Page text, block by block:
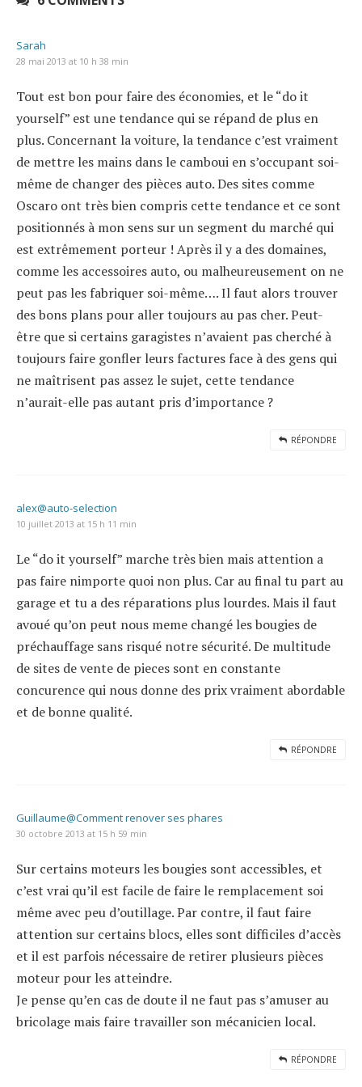
Sarah
28 mai 2013 at 10 h 38 min
Tout est bon pour faire des économies, et le “do it
yourself” est une tendance qui se répand de plus en
plus. Concernant la voiture, la tendance c’est vraiment
de mettre les mains dans le camboui en s’occupant soi-
même de changer des pièces auto. Des sites comme
Oscaro ont très bien compris cette tendance et ce sont
positionnés à mon sens sur un segment du marché qui
est extrêmement porteur ! Après il y a des domaines,
comme les accessoires auto, ou malheureusement on ne
peut pas les fabriquer soi-même…. Il faut alors trouver
des bons plans pour aller toujours au pas cher. Peut-
être que si certains garagistes n’avaient pas cherché à
toujours faire gonfler leurs factures face à des gens qui
ne maîtrisent pas assez le sujet, cette tendance
n’aurait-elle pas autant pris d’importance ?
RÉPONDRE
alex@auto-selection
10 juillet 2013 at 15 h 11 min
Le “do it yourself” marche très bien mais attention a
pas faire nimporte quoi non plus. Car au final tu part au
garage et tu a des réparations plus lourdes. Mais il faut
avoué qu’on peut nous meme changé les bougies de
préchauffage sans risqué notre sécurité. De multitude
de sites de vente de pieces sont en constante
concurence qui nous donne des prix vraiment abordable
et de bonne qualité.
RÉPONDRE
Guillaume@Comment renover ses phares
30 octobre 2013 at 15 h 59 min
Sur certains moteurs les bougies sont accessibles, et
c’est vrai qu’il est facile de faire le remplacement soi
même avec peu d’outillage. Par contre, il faut faire
attention sur certains blocs, elles sont difficiles d’accès
et il est parfois nécessaire de retirer plusieurs pièces
moteur pour les atteindre.
Je pense qu’en cas de doute il ne faut pas s’amuser au
bricolage mais faire travailler son mécanicien local.
RÉPONDRE